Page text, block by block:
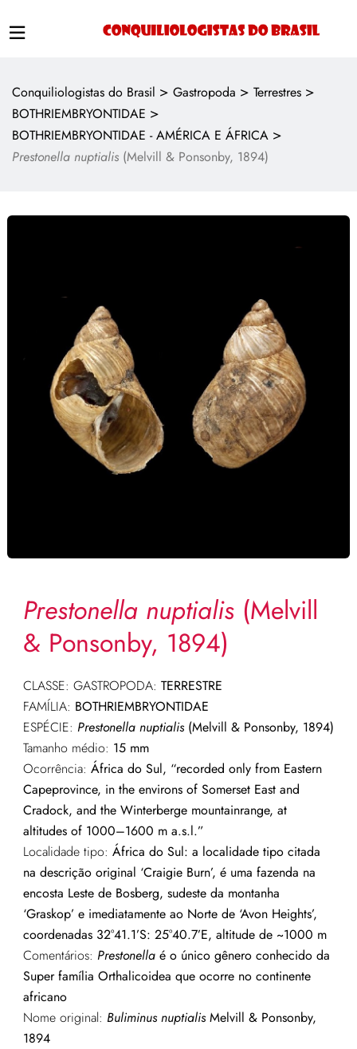
Conquiliologistas do Brasil > Gastropoda > Terrestres >
BOTHRIEMBRYONTIDAE >
BOTHRIEMBRYONTIDAE - AMÉRICA E ÁFRICA >
Prestonella nuptialis (Melvill & Ponsonby, 1894)
Prestonella nuptialis (Melvill
& Ponsonby, 1894)
CLASSE: GASTROPODA: TERRESTRE
FAMÍLIA: BOTHRIEMBRYONTIDAE
ESPÉCIE: Prestonella nuptialis(Melvill & Ponsonby, 1894)
Tamanho médio: 15mm
Ocorrência: África do Sul, “recorded only from Eastern
Capeprovince, in the environs of Somerset East and
Cradock, and the Winterberge mountainrange, at
altitudes of 1000–1600 m a.s.l.”
Localidade tipo: África do Sul: a localidade tipo citada
na descrição original ‘Craigie Burn’, é uma fazenda na
encosta Leste de Bosberg, sudeste da montanha
‘Graskop’ e imediatamente ao Norte de ‘Avon Heights’,
coordenadas 32°41.1’S: 25°40.7’E, altitude de ~1000 m
Comentários: Prestonellaé o único gênero conhecido da
Super família Orthalicoidea que ocorre no continente
africano
Nome original: Buliminus nuptialisMelvill & Ponsonby,
1894